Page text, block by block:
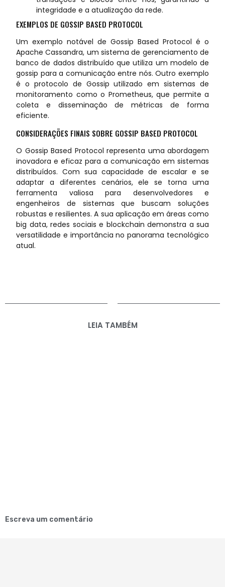
integridade e a atualização da rede.
EXEMPLOS DE GOSSIP BASED PROTOCOL
Um exemplo notável de Gossip Based Protocol é o
Apache Cassandra, um sistema de gerenciamento de
banco de dados distribuído que utiliza um modelo de
gossip para a comunicação entre nós. Outro exemplo
é o protocolo de Gossip utilizado em sistemas de
monitoramento como o Prometheus, que permite a
coleta e disseminação de métricas de forma
eficiente.
CONSIDERAÇÕES FINAIS SOBRE GOSSIP BASED PROTOCOL
O Gossip Based Protocol representa uma abordagem
inovadora e eficaz para a comunicação em sistemas
distribuídos. Com sua capacidade de escalar e se
adaptar a diferentes cenários, ele se torna uma
ferramenta valiosa para desenvolvedores e
engenheiros de sistemas que buscam soluções
robustas e resilientes. A sua aplicação em áreas como
big data, redes sociais e blockchain demonstra a sua
versatilidade e importância no panorama tecnológico
atual.
LEIA TAMBÉM
Escreva um comentário